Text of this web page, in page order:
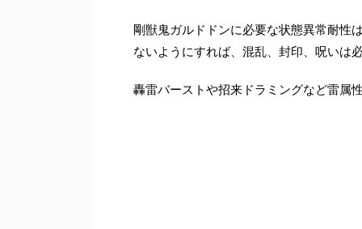
剛獣鬼ガルドドンに必要な状態異常耐性
ないようにすれば、混乱、封印、呪いは
轟雷バーストや招来ドラミングなど雷属